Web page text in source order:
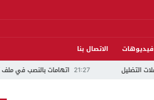
فيديوهات
الاتصال بنا
21:27 اتهامات بالنصب في ملف “فيزا” تلاحق مرشح